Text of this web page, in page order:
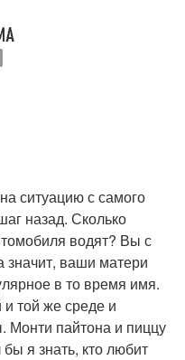
ситуацию с самого
назад. Сколько
водят? Вы с
значит, ваши матери
в то время имя.
той же среде и
Монти пайтона и пиццу
я знать, кто любит